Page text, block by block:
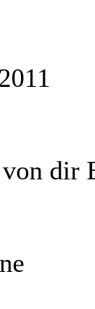
dir